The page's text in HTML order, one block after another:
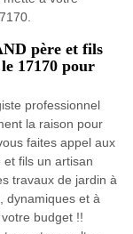
père et fils
17170 pour
professionnel
la raison pour
faites appel aux
et fils un artisan
travaux de jardin à
dynamiques et à
budget !!